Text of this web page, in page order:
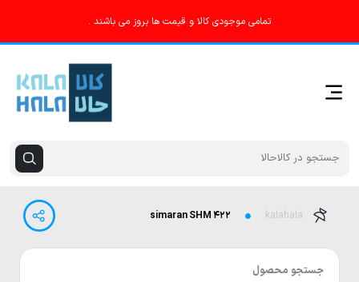
تمامی موجودی کالا و قیمت ها بروز می باشند .
kalahala simaran SHM ۴۲۲
جستجو محصول